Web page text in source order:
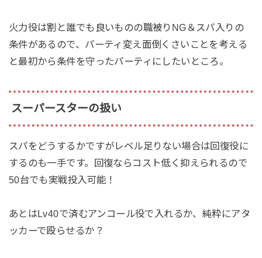
火力役は割と誰でも良いものの職被りNG＆スパ入りの
条件があるので、パーティ変え面倒くさいことを考える
と最初から条件を守ったパーティにしたいところ。
スーパースターの扱い
スパをどうするかですがレベル足りない場合は回復役に
するのも一手です。回復ならコスト低く抑えられるので
50台でも実戦投入可能！
あとはLv40で済むアンコール役で入れるか、純粋にアタ
ッカーで殴らせるか？